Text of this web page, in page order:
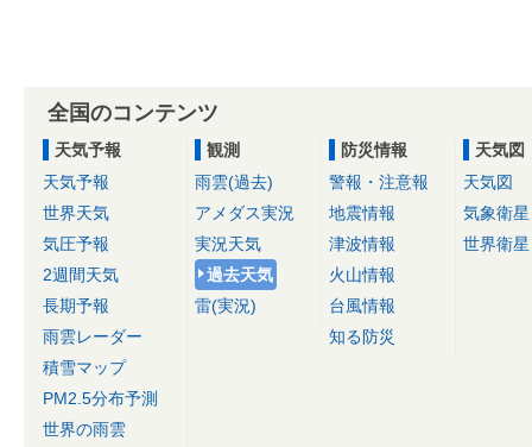
全国のコンテンツ
天気予報
天気予報
世界天気
気圧予報
2週間天気
長期予報
雨雲レーダー
積雪マップ
PM2.5分布予測
世界の雨雲
観測
雨雲(過去)
アメダス実況
実況天気
過去天気
雷(実況)
防災情報
警報・注意報
地震情報
津波情報
火山情報
台風情報
知る防災
天気図
天気図
気象衛星
世界衛星